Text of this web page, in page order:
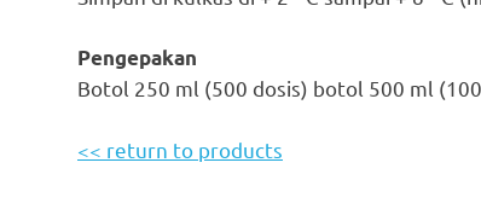
Pengepakan
Botol 250 ml (500 dosis) botol 500 ml
<< return to products